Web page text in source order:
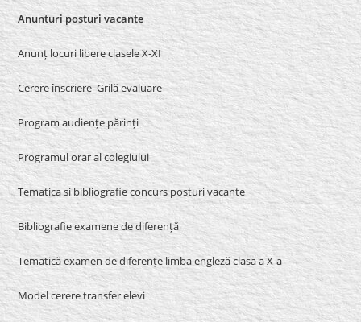
Anunturi posturi vacante
Anunț locuri libere clasele X-XI
Cerere înscriere_Grilă evaluare
Program audiențe părinți
Programul orar al colegiului
Tematica si bibliografie concurs posturi vacante
Bibliografie examene de diferență
Tematică examen de diferențe limba engleză clasa a X-a
Model cerere transfer elevi